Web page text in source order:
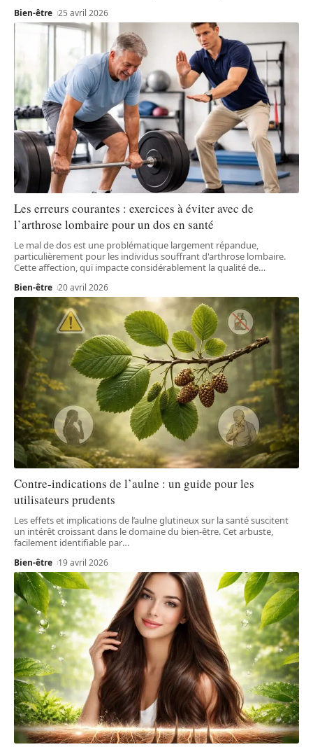
Bien-être 25 avril 2026
Les erreurs courantes : exercices à éviter avec de
l’arthrose lombaire pour un dos en santé
Le mal de dos est une problématique largement répandue,
particulièrement pour les individus souffrant d'arthrose lombaire.
Cette affection, qui impacte considérablement la qualité de…
Bien-être 20 avril 2026
Contre-indications de l’aulne : un guide pour les
utilisateurs prudents
Les effets et implications de l’aulne glutineux sur la santé suscitent
un intérêt croissant dans le domaine du bien-être. Cet arbuste,
facilement identifiable par…
Bien-être 19 avril 2026